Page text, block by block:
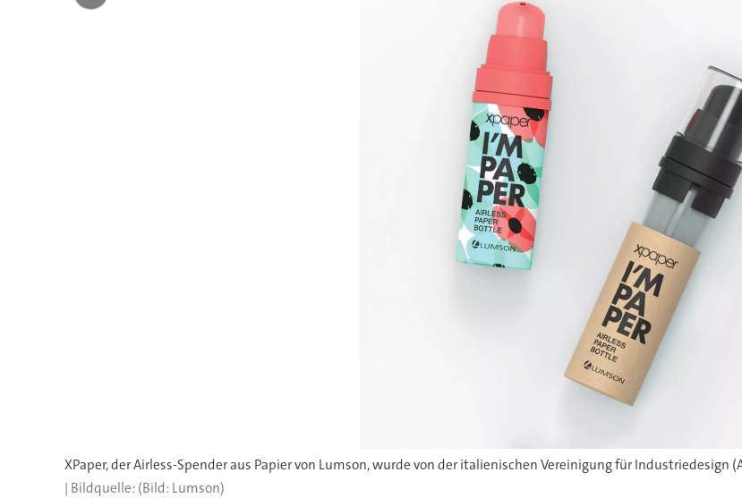
(Bild: Lumson)